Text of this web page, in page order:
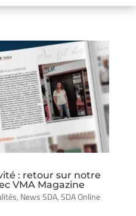
: retour sur notre
VMA Magazine
, News SDA,SDA Online